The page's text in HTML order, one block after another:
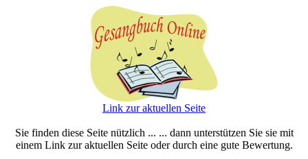
Link zur aktuellen Seite
Sie finden diese Seite nützlich ... ... dann unterstützen Sie sie mit
einem Link zur aktuellen Seite oder durch eine gute Bewertung.